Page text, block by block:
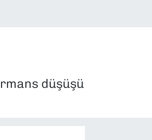
düşüşü